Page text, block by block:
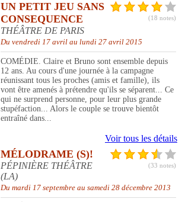
(18 notes)
UN PETIT JEU SANS
CONSEQUENCE
THÉÂTRE DE PARIS
Du vendredi 17 avril au lundi 27 avril 2015
COMÉDIE. Claire et Bruno sont ensemble depuis
12 ans. Au cours d'une journée à la campagne
réunissant tous les proches (amis et famille), ils
vont être amenés à prétendre qu'ils se séparent... Ce
qui ne surprend personne, pour leur plus grande
stupéfaction... Alors le couple se trouve bientôt
entraîné dans...
Voir tous les détails
(33 notes)
MÉLODRAME (S)!
PÉPINIÈRE THÉÂTRE
(LA)
Du mardi 17 septembre au samedi 28 décembre 2013